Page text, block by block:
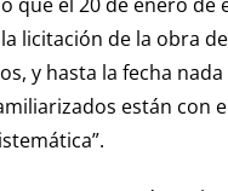
de la obra
y hasta la fecha
están